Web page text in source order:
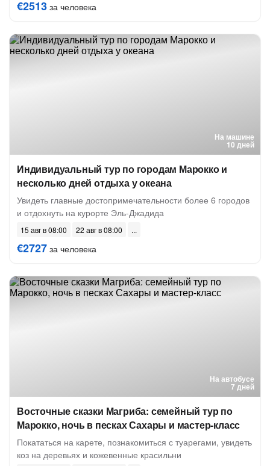
€2513 за человека
На машине
10 дней
Индивидуальный тур по городам Марокко и
несколько дней отдыха у океана
Увидеть главные достопримечательности более 6 городов
и отдохнуть на курорте Эль-Джадида
15 авг в 08:00 22 авг в 08:00
€2727 за человека
На автобусе
7 дней
Восточные сказки Магриба: семейный тур по
Марокко, ночь в песках Сахары и мастер-класс
Покататься на карете, познакомиться с туарегами, увидеть
коз на деревьях и кожевенные красильни